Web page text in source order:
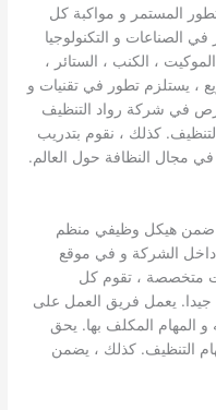
المستمر و مواكبة كل
الصناعات و التكنولوجيا
، الكنب ، الستائر ،
، يستلزم تطور في تقنيات و
في شركة رواد التنظيف
كذلك ، نقوم بتدريب
مجال النظافة حول العالم.
ضمن هيكل وظيفي منظم
داخل الشركة و في موقع
متخصصة ، تقوم كل
جيدا. يعمل فريق العمل على
المكلف بها. يحق
التنظيف. كذلك ، يضمن